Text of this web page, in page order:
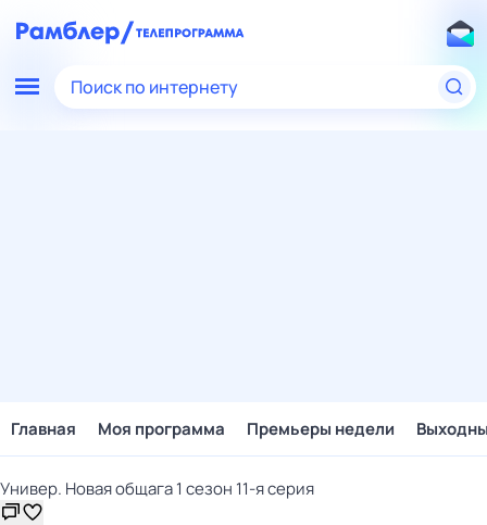
Поиск по интернету
Главная Моя программа Премьеры недели
Универ. Новая общага 1 сезон 11-я серия